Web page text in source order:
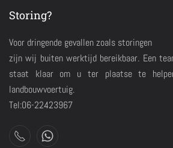
Storing?
Voor dringende gevallen zoals storingen
zijn wij buiten werktijd bereikbaar. Een
staat klaar om u ter plaatse te
landbouwvoertuig.
Tel:06-22423967